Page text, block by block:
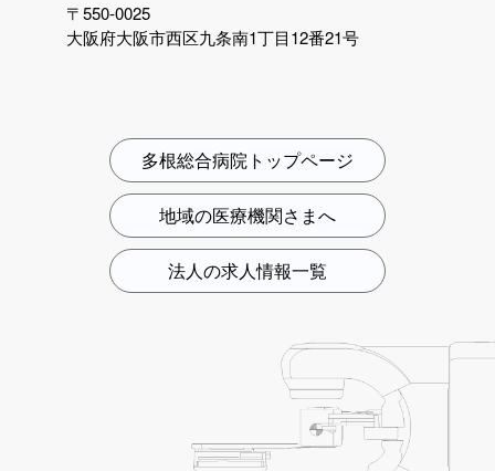
〒550-0025
大阪府大阪市西区九条南1丁目12番21号
多根総合病院トップページ
地域の医療機関さまへ
法人の求人情報一覧